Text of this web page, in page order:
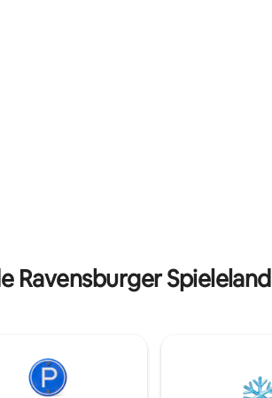
Ravensburger Spieleland